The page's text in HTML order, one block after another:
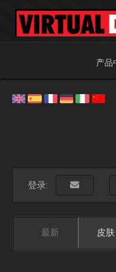
产品
登录:
最新 皮肤